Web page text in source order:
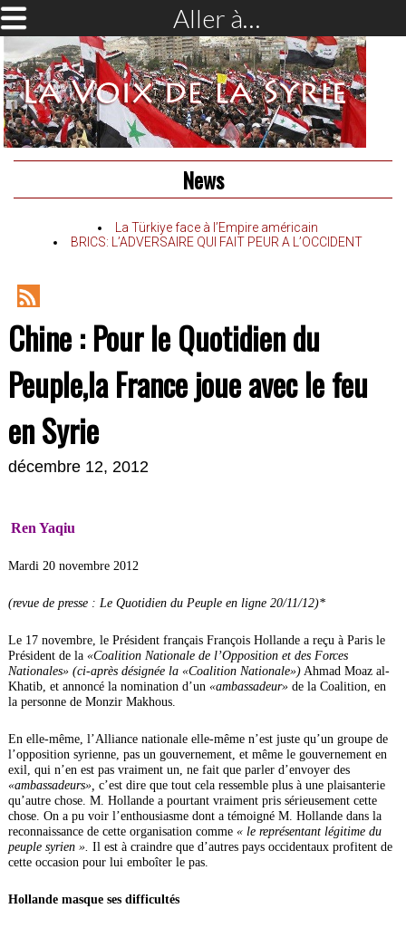
Aller à…
News
La Türkiye face à l’Empire américain
BRICS: L’ADVERSAIRE QUI FAIT PEUR A L’OCCIDENT
RSS
Feed
Chine : Pour le Quotidien du
Peuple,la France joue avec le feu
en Syrie
décembre 12, 2012
Ren Yaqiu
Mardi 20 novembre 2012
(revue de presse : Le Quotidien du Peuple en ligne 20/11/12)*
Le 17 novembre, le Président français François Hollande a reçu à Paris le
Président de la «Coalition Nationale de l’Opposition et des Forces
Nationales» (ci-après désignée la «Coalition Nationale») Ahmad Moaz al-
Khatib, et annoncé la nomination d’un «ambassadeur» de la Coalition, en
la personne de Monzir Makhous.
En elle-même, l’Alliance nationale elle-même n’est juste qu’un groupe de
l’opposition syrienne, pas un gouvernement, et même le gouvernement en
exil, qui n’en est pas vraiment un, ne fait que parler d’envoyer des
«ambassadeurs», c’est dire que tout cela ressemble plus à une plaisanterie
qu’autre chose. M. Hollande a pourtant vraiment pris sérieusement cette
chose. On a pu voir l’enthousiasme dont a témoigné M. Hollande dans la
reconnaissance de cette organisation comme « le représentant légitime du
peuple syrien ». Il est à craindre que d’autres pays occidentaux profitent de
cette occasion pour lui emboîter le pas.
Hollande masque ses difficultés